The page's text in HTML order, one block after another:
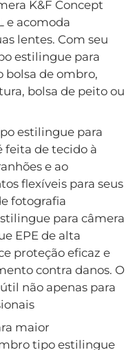
K&F Concept
e acomoda
lentes. Com seu
estilingue para
bolsa de ombro,
bolsa de peito ou
estilingue para
feita de tecido à
e ao
flexíveis para seus
fotografia
para câmera
EPE de alta
proteção eficaz e
contra danos. O
não apenas para
maior
tipo estilingue